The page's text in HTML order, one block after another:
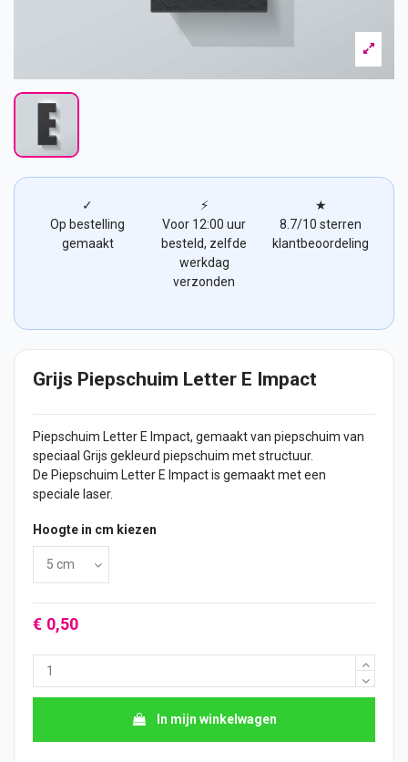
✓
Op bestelling
gemaakt
⚡
Voor 12:00 uur
besteld, zelfde
werkdag
verzonden
★
8.7/10 sterren
klantbeoordeling
Grijs Piepschuim Letter E Impact
Piepschuim Letter E Impact, gemaakt van piepschuim van
speciaal Grijs gekleurd piepschuim met structuur.
De Piepschuim Letter E Impact is gemaakt met een
speciale laser.
Hoogte in cm kiezen
€ 0,50
In mijn winkelwagen